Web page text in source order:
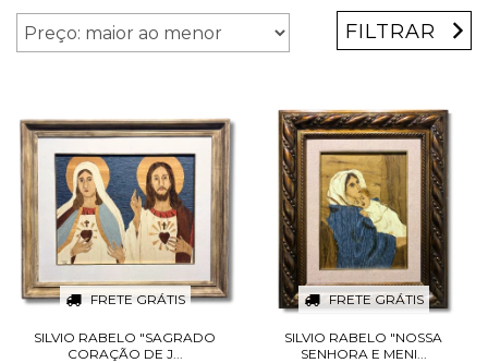
FILTRAR
FRETE GRÁTIS
SILVIO RABELO "SAGRADO
CORAÇÃO DE J...
FRETE GRÁTIS
SILVIO RABELO "NOSSA
SENHORA E MENI...